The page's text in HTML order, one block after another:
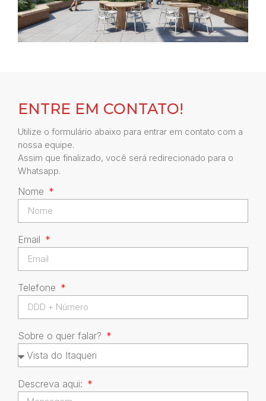
ENTRE EM CONTATO!
Utilize o formulário abaixo para entrar em contato com a
nossa equipe.
Assim que finalizado, você será redirecionado para o
Whatsapp.
Nome
Email
Telefone
Sobre o quer falar?
Descreva aqui: